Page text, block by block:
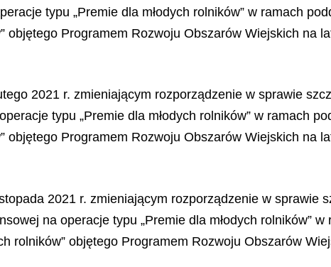
typu „Premie dla młodych rolników” w ramach
objętego Programem Rozwoju Obszarów Wiejskich na
2021 r. zmieniającym rozporządzenie w sprawie
typu „Premie dla młodych rolników” w ramach
objętego Programem Rozwoju Obszarów Wiejskich na
2021 r. zmieniającym rozporządzenie w sprawie
na operacje typu „Premie dla młodych rolników” w
rolników” objętego Programem Rozwoju Obszarów